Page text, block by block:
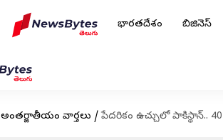
భారతదేశం బిజినెస్
అంతర్జాతీయం వార్తలు / పేదరికం ఉచ్చులో పాకిస్థాన్..